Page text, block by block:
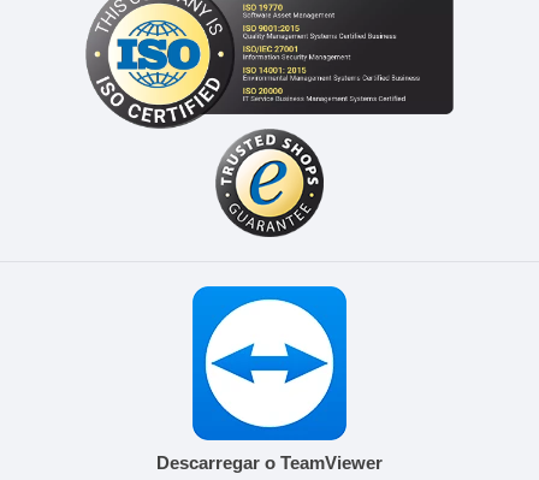
Descarregar o TeamViewer